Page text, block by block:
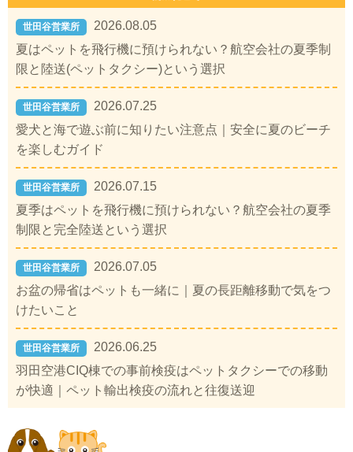
世田谷営業所
2026.08.05
夏はペットを飛行機に預けられない？航空会社の夏季制
限と陸送(ペットタクシー)という選択
世田谷営業所
2026.07.25
愛犬と海で遊ぶ前に知りたい注意点｜安全に夏のビーチ
を楽しむガイド
世田谷営業所
2026.07.15
夏季はペットを飛行機に預けられない？航空会社の夏季
制限と完全陸送という選択
世田谷営業所
2026.07.05
お盆の帰省はペットも一緒に｜夏の長距離移動で気をつ
けたいこと
世田谷営業所
2026.06.25
羽田空港CIQ棟での事前検疫はペットタクシーでの移動
が快適｜ペット輸出検疫の流れと往復送迎